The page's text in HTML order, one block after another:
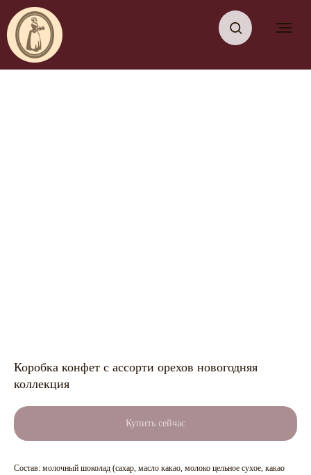
Коробка конфет с ассорти орехов новогодняя
коллекция
Купить сейчас
Состав: молочный шоколад (сахар, масло какао, молоко цельное сухое, какао